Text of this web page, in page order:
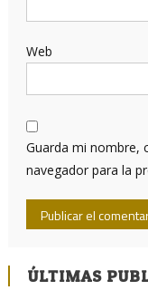
Web
Guarda mi nombre,
navegador para la
ÚLTIMAS